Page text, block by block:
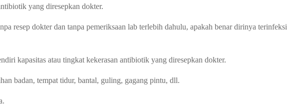
yang diresepkan dokter.
resep dokter dan tanpa pemeriksaan lab terlebih dahulu, apakah benar dirinya terinfeksi
kapasitas atau tingkat kekerasan antibiotik yang diresepkan dokter.
badan, tempat tidur, bantal, guling, gagang pintu, dll.